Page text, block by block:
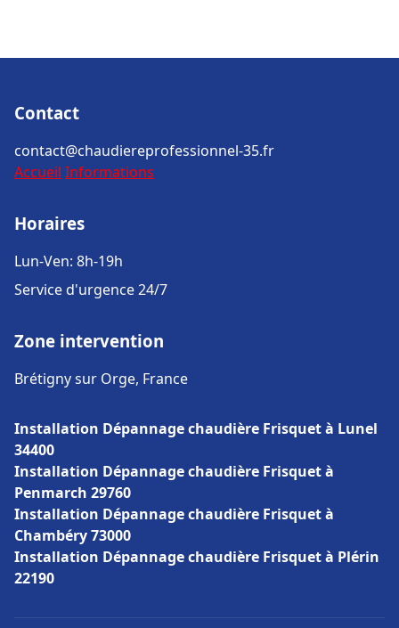
Contact
contact@chaudiereprofessionnel-35.fr
Accueil Informations
Horaires
Lun-Ven: 8h-19h
Service d'urgence 24/7
Zone intervention
Brétigny sur Orge, France
Installation Dépannage chaudière Frisquet à Lunel
34400
Installation Dépannage chaudière Frisquet à
Penmarch 29760
Installation Dépannage chaudière Frisquet à
Chambéry 73000
Installation Dépannage chaudière Frisquet à Plérin
22190